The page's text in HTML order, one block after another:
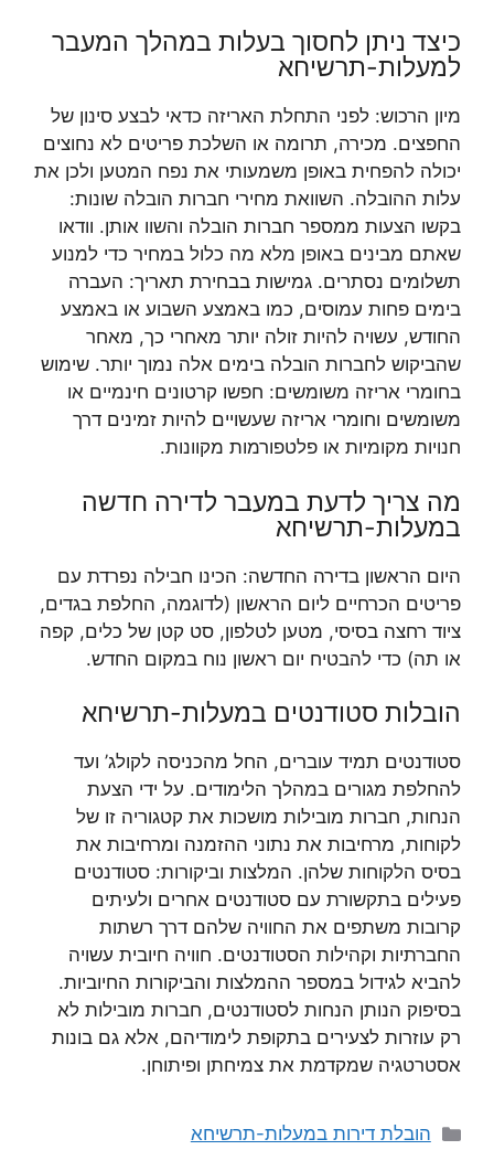
כיצד ניתן לחסוך בעלות במהלך המעבר
למעלות-תרשיחא
מיון הרכוש: לפני התחלת האריזה כדאי לבצע סינון של
החפצים. מכירה, תרומה או השלכת פריטים לא נחוצים
יכולה להפחית באופן משמעותי את נפח המטען ולכן את
עלות ההובלה. השוואת מחירי חברות הובלה שונות:
בקשו הצעות ממספר חברות הובלה והשוו אותן. וודאו
שאתם מבינים באופן מלא מה כלול במחיר כדי למנוע
תשלומים נסתרים. גמישות בבחירת תאריך: העברה
בימים פחות עמוסים, כמו באמצע השבוע או באמצע
החודש, עשויה להיות זולה יותר מאחרי כך, מאחר
שהביקוש לחברות הובלה בימים אלה נמוך יותר. שימוש
בחומרי אריזה משומשים: חפשו קרטונים חינמיים או
משומשים וחומרי אריזה שעשויים להיות זמינים דרך
חנויות מקומיות או פלטפורמות מקוונות.
מה צריך לדעת במעבר לדירה חדשה
במעלות-תרשיחא
היום הראשון בדירה החדשה: הכינו חבילה נפרדת עם
פריטים הכרחיים ליום הראשון (לדוגמה, החלפת בגדים,
ציוד רחצה בסיסי, מטען לטלפון, סט קטן של כלים, קפה
או תה) כדי להבטיח יום ראשון נוח במקום החדש.
הובלות סטודנטים במעלות-תרשיחא
סטודנטים תמיד עוברים, החל מהכניסה לקולג’ ועד
להחלפת מגורים במהלך הלימודים. על ידי הצעת
הנחות, חברות מובילות מושכות את קטגוריה זו של
לקוחות, מרחיבות את נתוני ההזמנה ומרחיבות את
בסיס הלקוחות שלהן. המלצות וביקורות: סטודנטים
פעילים בתקשורת עם סטודנטים אחרים ולעיתים
קרובות משתפים את החוויה שלהם דרך רשתות
החברתיות וקהילות הסטודנטים. חוויה חיובית עשויה
להביא לגידול במספר ההמלצות והביקורות החיוביות.
בסיפוק הנותן הנחות לסטודנטים, חברות מובילות לא
רק עוזרות לצעירים בתקופת לימודיהם, אלא גם בונות
אסטרטגיה שמקדמת את צמיחתן ופיתוחן.
קטגוריות
הובלת דירות במעלות-תרשיחא